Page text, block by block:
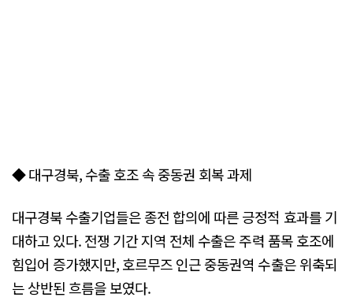
◆ 대구경북, 수출 호조 속 중동권 회복 과제
대구경북 수출기업들은 종전 합의에 따른 긍정적 효과를 기
대하고 있다. 전쟁 기간 지역 전체 수출은 주력 품목 호조에
힘입어 증가했지만, 호르무즈 인근 중동권역 수출은 위축되
는 상반된 흐름을 보였다.